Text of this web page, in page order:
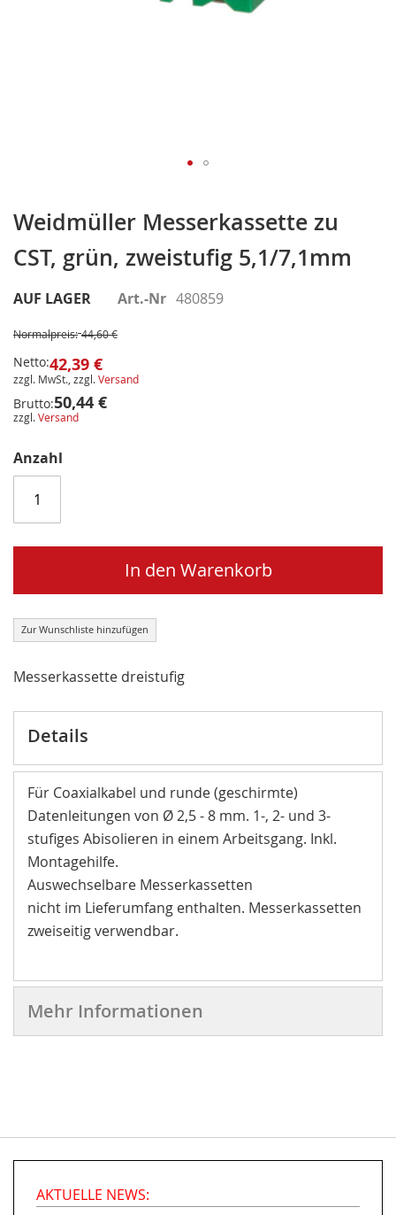
Weidmüller Messerkassette zu
CST, grün, zweistufig 5,1/7,1mm
AUF LAGER Art.-Nr 480859
Normalpreis: 44,60 €
Netto:42,39 €
zzgl. MwSt., zzgl.Versand
Brutto:50,44 €
zzgl.Versand
Anzahl
In den Warenkorb
Zur Wunschliste hinzufügen
Messerkassette dreistufig
Anfang
der
Bildergalerie
Details
Für Coaxialkabel und runde (geschirmte)
Datenleitungen von Ø 2,5 - 8 mm. 1-, 2- und 3-
stufiges Abisolieren in einem Arbeitsgang. Inkl.
Montagehilfe.
Auswechselbare Messerkassetten
nicht im Lieferumfang enthalten. Messerkassetten
zweiseitig verwendbar.
Mehr Informationen
AKTUELLE NEWS: